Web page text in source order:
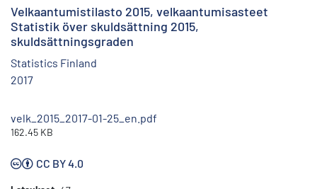
Velkaantumistilasto 2015, velkaantumisasteet
Statistik över skuldsättning 2015,
skuldsättningsgraden
Statistics Finland
2017
velk_2015_2017-01-25_en.pdf
162.45 KB
CC BY 4.0